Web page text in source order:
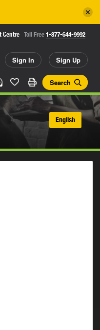
Centre Toll Free 1-877-644-9992
Sign In Sign Up
Search
English